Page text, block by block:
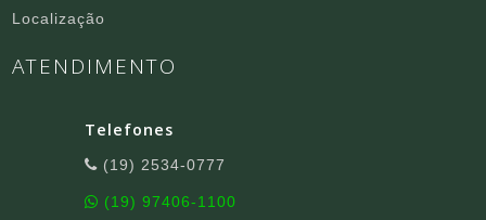
Localização
ATENDIMENTO
Telefones
(19) 2534-0777
(19) 97406-1100